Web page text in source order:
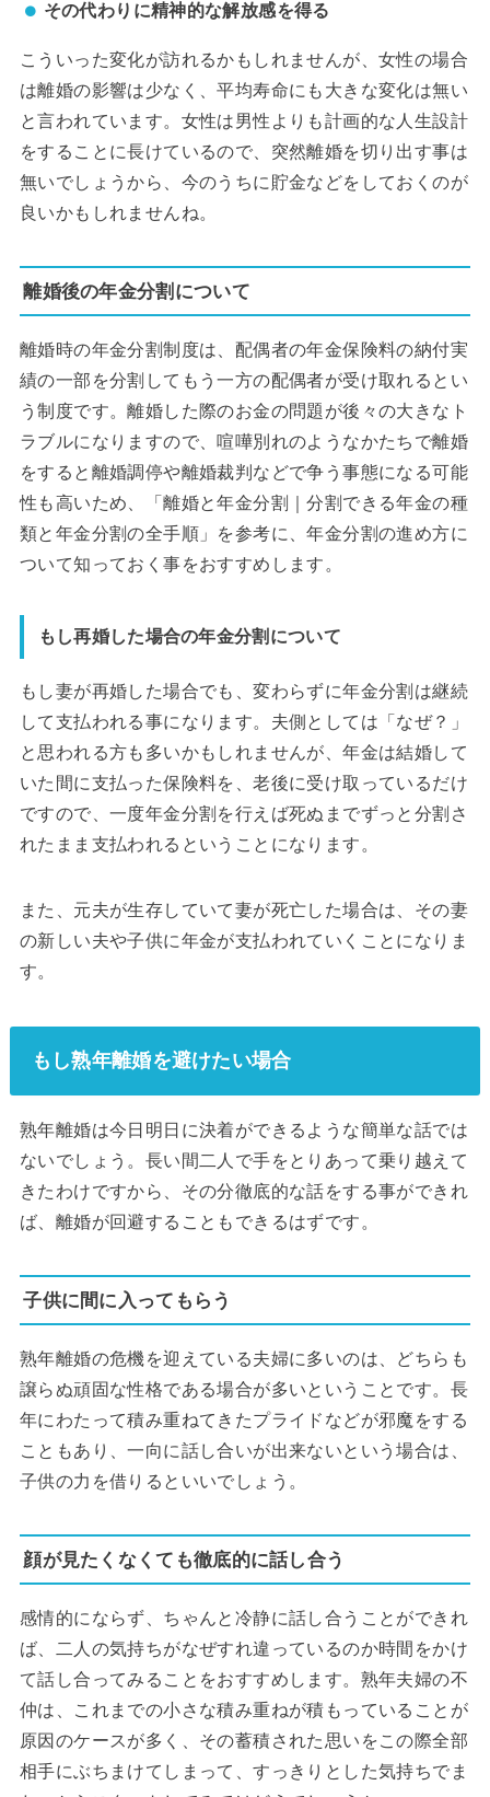
その代わりに精神的な解放感を得る
こういった変化が訪れるかもしれませんが、女性の場合
は離婚の影響は少なく、平均寿命にも大きな変化は無い
と言われています。女性は男性よりも計画的な人生設計
をすることに長けているので、突然離婚を切り出す事は
無いでしょうから、今のうちに貯金などをしておくのが
良いかもしれませんね。
離婚後の年金分割について
離婚時の年金分割制度は、配偶者の年金保険料の納付実
績の一部を分割してもう一方の配偶者が受け取れるとい
う制度です。離婚した際のお金の問題が後々の大きなト
ラブルになりますので、喧嘩別れのようなかたちで離婚
をすると離婚調停や離婚裁判などで争う事態になる可能
性も高いため、「離婚と年金分割｜分割できる年金の種
類と年金分割の全手順」を参考に、年金分割の進め方に
ついて知っておく事をおすすめします。
もし再婚した場合の年金分割について
もし妻が再婚した場合でも、変わらずに年金分割は継続
して支払われる事になります。夫側としては「なぜ？」
と思われる方も多いかもしれませんが、年金は結婚して
いた間に支払った保険料を、老後に受け取っているだけ
ですので、一度年金分割を行えば死ぬまでずっと分割さ
れたまま支払われるということになります。
また、元夫が生存していて妻が死亡した場合は、その妻
の新しい夫や子供に年金が支払われていくことになりま
す。
もし熟年離婚を避けたい場合
熟年離婚は今日明日に決着ができるような簡単な話では
ないでしょう。長い間二人で手をとりあって乗り越えて
きたわけですから、その分徹底的な話をする事ができれ
ば、離婚が回避することもできるはずです。
子供に間に入ってもらう
熟年離婚の危機を迎えている夫婦に多いのは、どちらも
譲らぬ頑固な性格である場合が多いということです。長
年にわたって積み重ねてきたプライドなどが邪魔をする
こともあり、一向に話し合いが出来ないという場合は、
子供の力を借りるといいでしょう。
顔が見たくなくても徹底的に話し合う
感情的にならず、ちゃんと冷静に話し合うことができれ
ば、二人の気持ちがなぜすれ違っているのか時間をかけ
て話し合ってみることをおすすめします。熟年夫婦の不
仲は、これまでの小さな積み重ねが積もっていることが
原因のケースが多く、その蓄積された思いをこの際全部
相手にぶちまけてしまって、すっきりとした気持ちでま